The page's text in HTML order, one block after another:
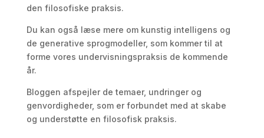
den filosofiske praksis.
Du kan også læse mere om kunstig intelligens og
de generative sprogmodeller, som kommer til at
forme vores undervisningspraksis de kommende
år.
Bloggen afspejler de temaer, undringer og
genvordigheder, som er forbundet med at skabe
og understøtte en filosofisk praksis.